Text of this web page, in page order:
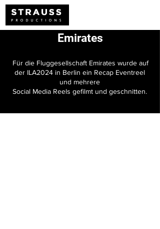
Emirates
Für die Fluggesellschaft Emirates wurde auf
der ILA2024 in Berlin ein Recap Eventreel
und mehrere
Social Media Reels gefilmt und geschnitten.